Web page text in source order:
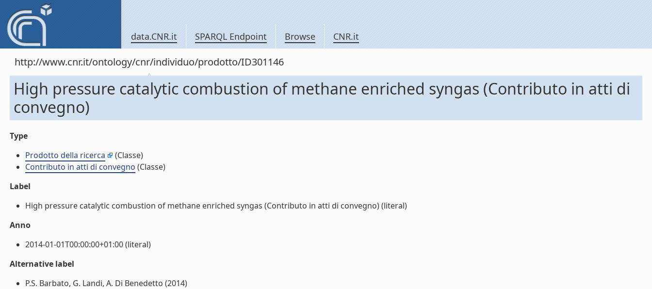
data.CNR.it SPARQL Endpoint Browse CNR.it
http://www.cnr.it/ontology/cnr/individuo/prodotto/ID301146
High pressure catalytic combustion of methane enriched syngas (Contributo in atti di
convegno)
Type
Prodotto della ricerca
(Classe)
Contributo in atti di convegno (Classe)
Label
High pressure catalytic combustion of methane enriched syngas (Contributo in atti di convegno) (literal)
Anno
2014-01-01T00:00:00+01:00 (literal)
Alternative label
P.S. Barbato, G. Landi, A. Di Benedetto (2014)